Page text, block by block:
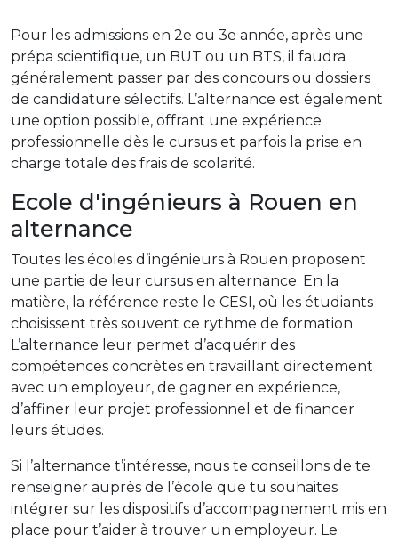
Pour les admissions en 2e ou 3e année, après une
prépa scientifique, un BUT ou un BTS, il faudra
généralement passer par des concours ou dossiers
de candidature sélectifs. L’alternance est également
une option possible, offrant une expérience
professionnelle dès le cursus et parfois la prise en
charge totale des frais de scolarité.
Ecole d'ingénieurs à Rouen en
alternance
Toutes les écoles d’ingénieurs à Rouen proposent
une partie de leur cursus en alternance. En la
matière, la référence reste le CESI, où les étudiants
choisissent très souvent ce rythme de formation.
L’alternance leur permet d’acquérir des
compétences concrètes en travaillant directement
avec un employeur, de gagner en expérience,
d’affiner leur projet professionnel et de financer
leurs études.
Si l’alternance t’intéresse, nous te conseillons de te
renseigner auprès de l’école que tu souhaites
intégrer sur les dispositifs d’accompagnement mis en
place pour t’aider à trouver un employeur. Le